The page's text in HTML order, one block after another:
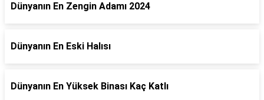
Dünyanın En Zengin Adamı 2024
Dünyanın En Eski Halısı
Dünyanın En Yüksek Binası Kaç Katlı